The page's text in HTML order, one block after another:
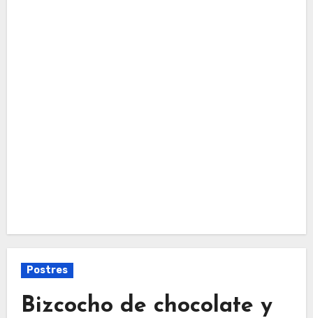
Postres
Bizcocho de chocolate y